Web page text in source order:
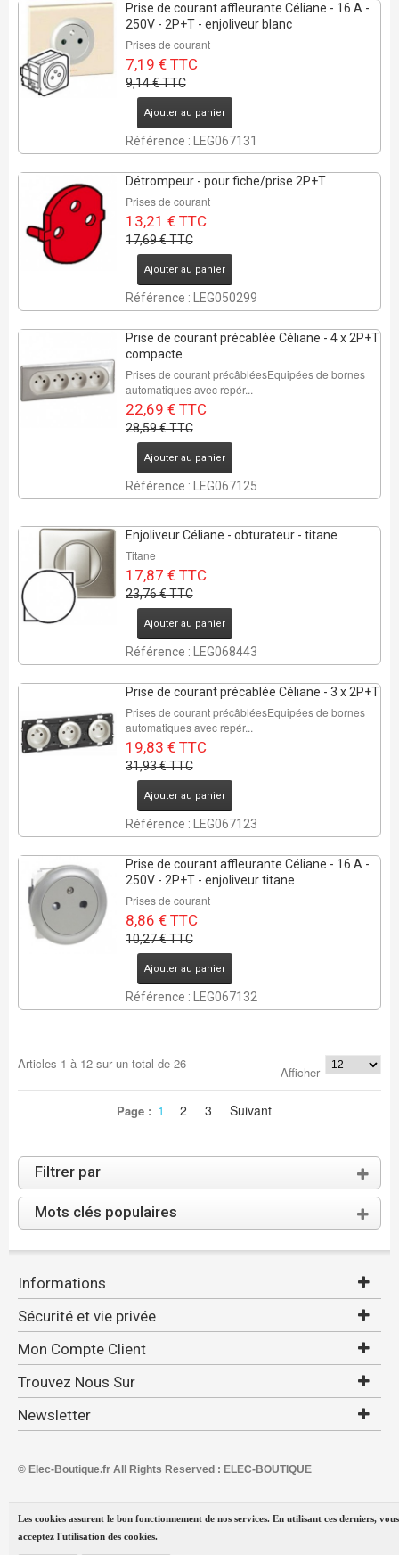
Prise de courant affleurante Céliane - 16 A -
250V - 2P+T - enjoliveur blanc
Prises de courant
7,19 € TTC
9,14 € TTC
Ajouter au panier
Référence : LEG067131
Détrompeur - pour fiche/prise 2P+T
Prises de courant
13,21 € TTC
17,69 € TTC
Ajouter au panier
Référence : LEG050299
Prise de courant précablée Céliane - 4 x 2P+T
compacte
Prises de courant précâbléesEquipées de bornes
automatiques avec repér...
22,69 € TTC
28,59 € TTC
Ajouter au panier
Référence : LEG067125
Enjoliveur Céliane - obturateur - titane
Titane
17,87 € TTC
23,76 € TTC
Ajouter au panier
Référence : LEG068443
Prise de courant précablée Céliane - 3 x 2P+T
Prises de courant précâbléesEquipées de bornes
automatiques avec repér...
19,83 € TTC
31,93 € TTC
Ajouter au panier
Référence : LEG067123
Prise de courant affleurante Céliane - 16 A -
250V - 2P+T - enjoliveur titane
Prises de courant
8,86 € TTC
10,27 € TTC
Ajouter au panier
Référence : LEG067132
Articles 1 à 12sur un total de 26
Afficher
Page : 1 2 3 Suivant
Filtrer par
Mots clés populaires
Informations
Sécurité et vie privée
Mon Compte Client
Trouvez Nous Sur
Newsletter
© Elec-Boutique.fr All Rights Reserved : ELEC-BOUTIQUE
Les cookies assurent le bon fonctionnement de nos services. En utilisant ces derniers, vous
acceptez l'utilisation des cookies.